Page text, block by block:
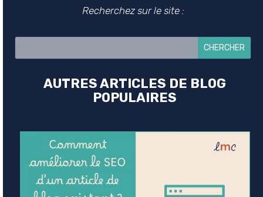
Recherchez sur le site :
AUTRES ARTICLES DE BLOG
POPULAIRES